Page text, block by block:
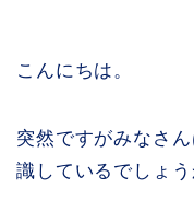
こんにちは。
突然ですがみなさ
識しているでしょう